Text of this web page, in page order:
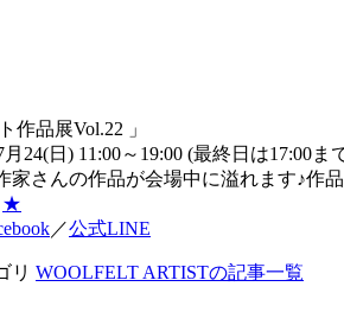
作品展Vol.22 」
24(日) 11:00～19:00 (最終日は17:00ま
家さんの作品が会場中に溢れます♪作品
★
／公式LINE
リ WOOLFELT ARTISTの記事一覧